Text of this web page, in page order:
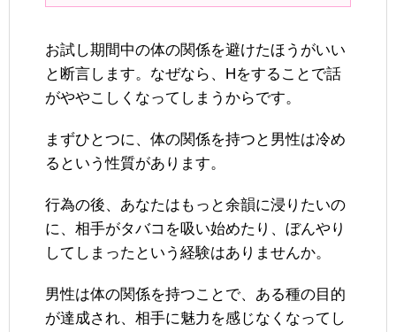
お試し期間中の体の関係を避けたほうがいい
と断言します。なぜなら、Hをすることで話
がややこしくなってしまうからです。
まずひとつに、体の関係を持つと男性は冷め
るという性質があります。
行為の後、あなたはもっと余韻に浸りたいの
に、相手がタバコを吸い始めたり、ぼんやり
してしまったという経験はありませんか。
男性は体の関係を持つことで、ある種の目的
が達成され、相手に魅力を感じなくなってし